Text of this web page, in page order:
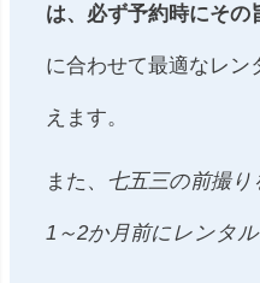
は、必ず予約時にその
に合わせて最適なレン
えます。
また、 七五三の前撮
1～2か月前にレンタ